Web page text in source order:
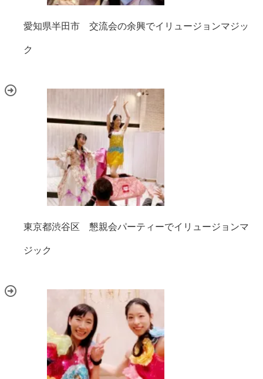
愛知県半田市 交流会の余興でイリュージョンマジッ
ク
東京都渋谷区 懇親会パーティーでイリュージョンマ
ジック